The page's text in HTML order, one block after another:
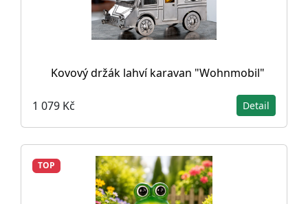
Kovový držák lahví karavan "Wohnmobil"
1 079 Kč Detail
TOP